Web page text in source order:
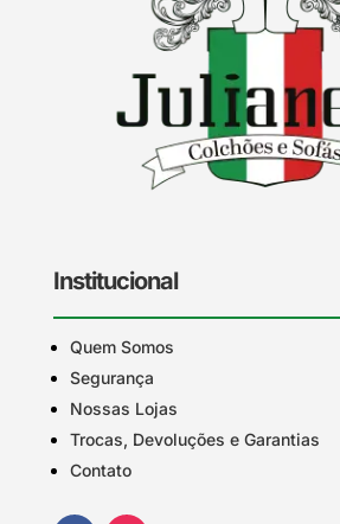
Institucional
Quem Somos
Segurança
Nossas Lojas
Trocas, Devoluções e Garantias
Contato